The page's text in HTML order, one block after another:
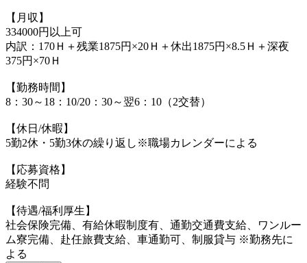
【月収】
334000円以上可
内訳：170Ｈ＋残業1875円×20Ｈ＋休出1875円×8.5Ｈ＋深夜
375円×70Ｈ
【勤務時間】
8：30～18：10/20：30～翌6：10（2交替）
【休日/休暇】
5勤2休・5勤3休の繰り返し※職場カレンダーによる
【応募資格】
経験不問
【待遇/福利厚生】
社会保険完備、有給休暇制度有、通勤交通費支給、ワンルー
ム寮完備、赴任旅費支給、車通勤可、制服貸与 ※勤務先に
よる